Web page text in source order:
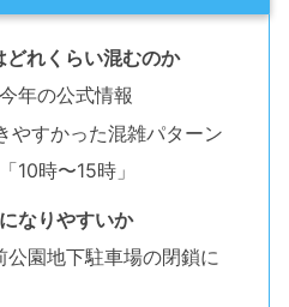
れくらい混むのか
年の公式情報
やすかった混雑パターン
10時〜15時」
なりやすいか
園地下駐車場の閉鎖に